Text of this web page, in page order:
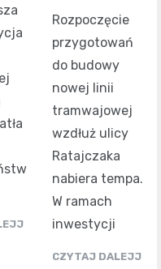
Rozpoczęcie
przygotowań
do budowy
nowej linii
tramwajowej
wzdłuż ulicy
Ratajczaka
nabiera tempa.
W ramach
inwestycji
CZYTAJ DALEJJ